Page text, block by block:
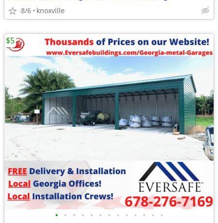
8/6 knoxville
• • • • • • • • • • • • •
$5